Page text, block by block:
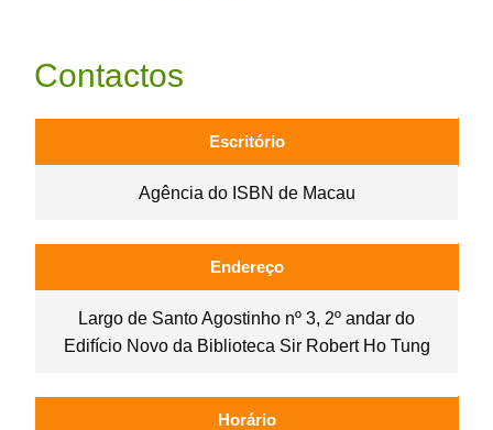
Contactos
Escritório
Agência do ISBN de Macau
Endereço
Largo de Santo Agostinho nº 3, 2º andar do
Edifício Novo da Biblioteca Sir Robert Ho Tung
Horário